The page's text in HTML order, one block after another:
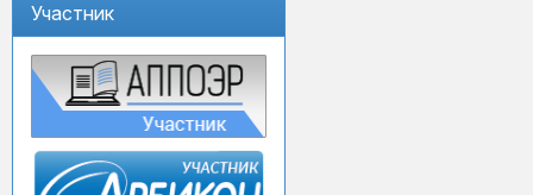
Участник